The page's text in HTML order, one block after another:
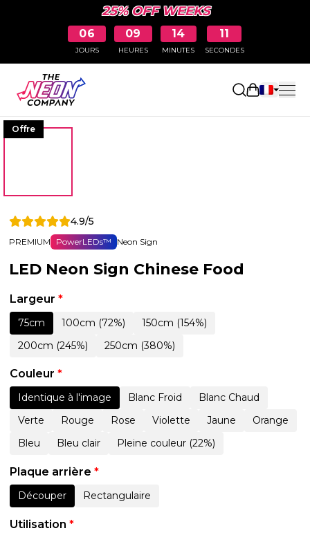
25% OFF WEEKS
06
JOURS
09
HEURES
14
MINUTES
10
SECONDES
Ouvrir le
Offre
4.9/5
PREMIUM PowerLEDs™ Neon Sign
LED Neon Sign Chinese Food
Largeur *
75cm 100cm (72%)
150cm (154%)
200cm (245%)
250cm (380%)
Couleur *
Identique à l'image Blanc Froid
Blanc Chaud
Verte
Rouge Rose Violette Jaune
Orange
Bleu
Bleu clair Pleine couleur (22%)
Plaque arrière *
Découper Rectangulaire
Utilisation *